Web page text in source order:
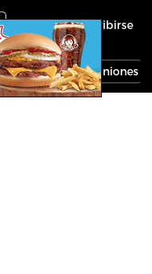
Inscribirse
Economía Opiniones